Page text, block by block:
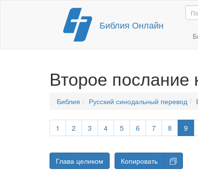
Перейти
содержимому
Библия Онлайн
Второе
Библия Русский синодальный перевод
1 2 3 4 5 6 7 8 9
Глава целиком Копировать